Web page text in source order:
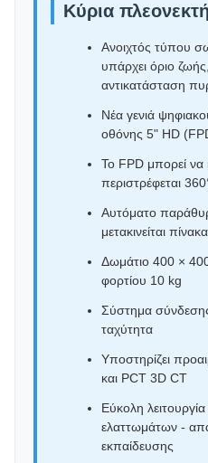
Κύρια
Ανοιχτός τύπου
υπάρχει όριο
αντικατάσταση
Νέα γενιά
οθόνης 5" HD
Το FPD μπορεί να
περιστρέφεται
Αυτόματο
μετακινείται
Δωμάτιο 400 ×
φορτίου 10 kg
Σύστημα
ταχύτητα
Υποστηρίζει
και PCT 3D CT
Εύκολη
ελαττωμάτων -
εκπαίδευσης